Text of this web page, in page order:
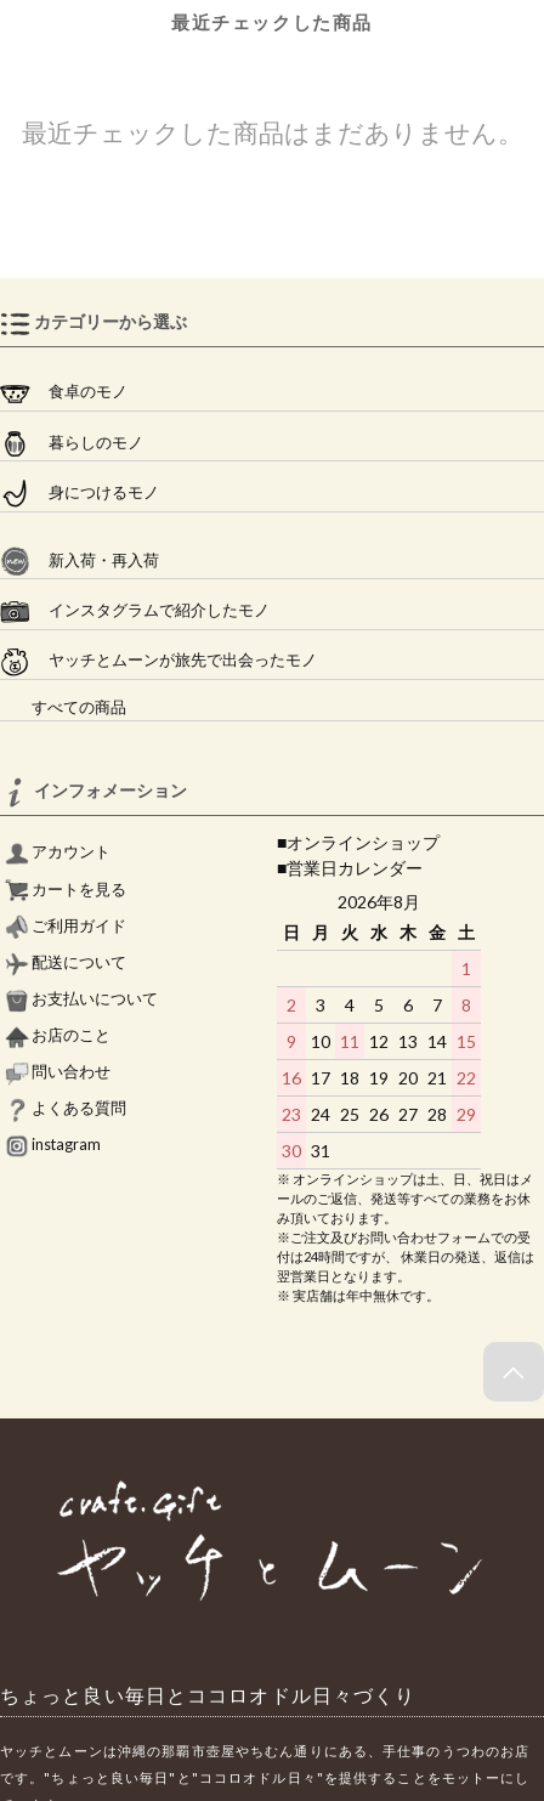
最近チェックした商品
最近チェックした商品はまだありません。
カテゴリーから選ぶ
食卓のモノ
暮らしのモノ
身につけるモノ
新入荷・再入荷
インスタグラムで紹介したモノ
ヤッチとムーンが旅先で出会ったモノ
すべての商品
インフォメーション
アカウント
カートを見る
ご利用ガイド
配送について
お支払いについて
お店のこと
問い合わせ
よくある質問
instagram
■オンラインショップ
■営業日カレンダー
2026年8月
日
月 火 水 木 金
土
1
2
3 4 5 6 7
8
9
10 11 12 13 14 15
16 17 18 19 20 21
22
23 24 25 26 27 28 29
30 31
※ オンラインショップは土、日、祝日はメ
ールのご返信、発送等すべての業務をお休
み頂いております。
※ご注文及びお問い合わせフォームでの受
付は24時間ですが、 休業日の発送、返信は
翌営業日となります。
※ 実店舗は年中無休です。
ちょっと良い毎日とココロオドル日々づくり
ヤッチとムーンは沖縄の那覇市壺屋やちむん通りにある、手仕事のうつわのお店
です。"ちょっと良い毎日"と"ココロオドル日々"を提供することをモットーにし